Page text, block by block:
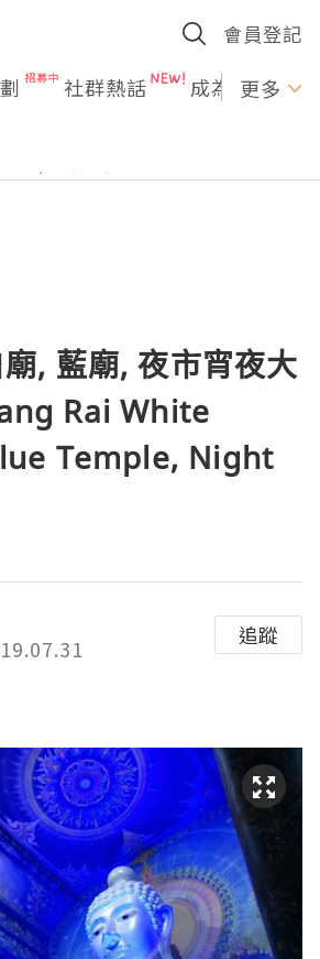
會員登記
社群熱話 成為U更多
, 藍廟, 夜市宵夜大
Rai White
Temple, Night
追蹤